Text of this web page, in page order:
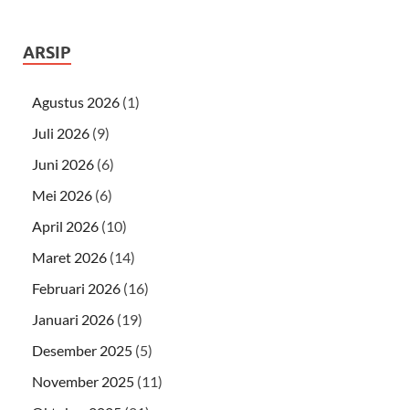
ARSIP
Agustus 2026 (1)
Juli 2026 (9)
Juni 2026 (6)
Mei 2026 (6)
April 2026 (10)
Maret 2026 (14)
Februari 2026 (16)
Januari 2026 (19)
Desember 2025 (5)
November 2025 (11)